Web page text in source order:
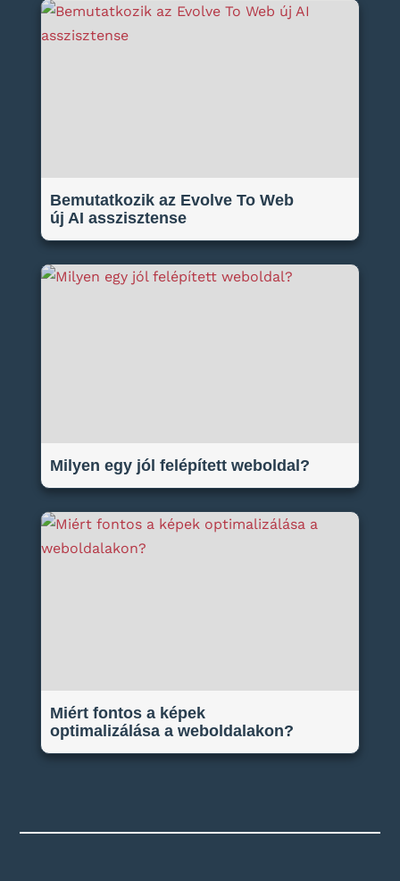
Bemutatkozik az Evolve To Web
új AI asszisztense
Milyen egy jól felépített weboldal?
Miért fontos a képek
optimalizálása a weboldalakon?